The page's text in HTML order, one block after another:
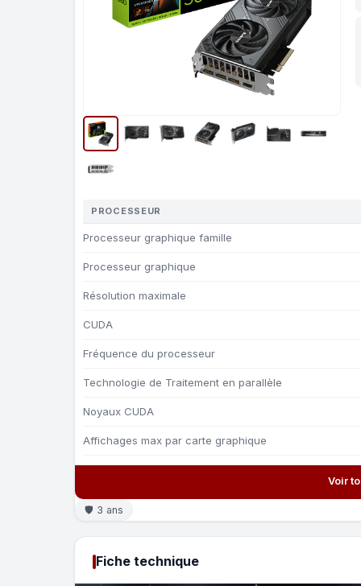
PROCESSEUR
Processeur graphique famille
Processeur graphique
Résolution maximale
CUDA
Fréquence du processeur
Technologie de Traitement en parallèle
Noyaux CUDA
Affichages max par carte graphique
Voir
🛡 3 ans
Fiche technique